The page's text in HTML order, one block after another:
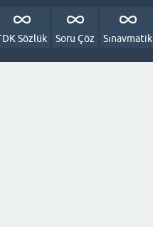
Sözlük Soru Çöz Sınavmatik